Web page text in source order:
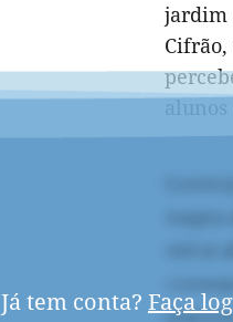
jardim
alunos
Já tem conta? Faça